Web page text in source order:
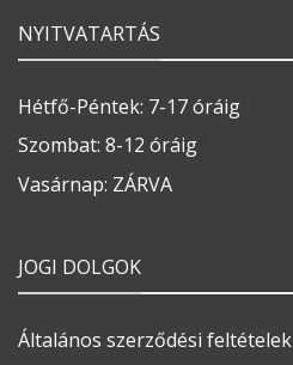
NYITVATARTÁS
Hétfő-Péntek: 7-17 óráig
Szombat: 8-12 óráig
Vasárnap: ZÁRVA
JOGI DOLGOK
Általános szerződési feltételek